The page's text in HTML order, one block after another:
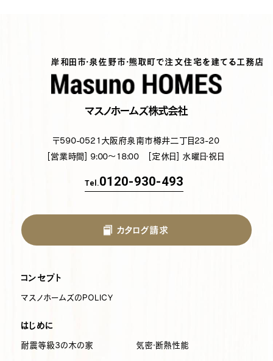
岸和田市・泉佐野市・熊取町で注文住宅を建てる工務店
マスノホームズ株式会社
〒590-0521 大阪府泉南市樽井二丁目23-20
[営業時間] 9:00～18:00 [定休日] 水曜日・祝日
Tel.0120-930-493
カタログ請求
コンセプト
マスノホームズのPOLICY
はじめに
耐震等級3の木の家 気密・断熱性能